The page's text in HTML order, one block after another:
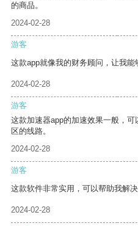
的商品。
2024-02-28
游客
这款app就像我的财务顾问，让我能
2024-02-28
游客
这款加速器app的加速效果一般，
区的线路。
2024-02-28
游客
这款软件非常实用，可以帮助我解决
2024-02-28